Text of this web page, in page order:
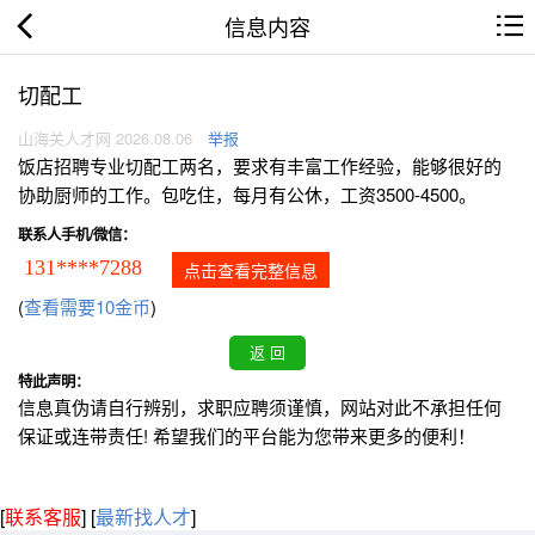
信息内容
切配工
山海关人才网 2026.08.06 举报
饭店招聘专业切配工两名，要求有丰富工作经验，能够很好的
协助厨师的工作。包吃住，每月有公休，工资3500-4500。
联系人手机/微信：
131****7288 点击查看完整信息
(查看需要10金币)
特此声明：
信息真伪请自行辨别，求职应聘须谨慎，网站对此不承担任何
保证或连带责任! 希望我们的平台能为您带来更多的便利！
[联系客服] [最新找人才]